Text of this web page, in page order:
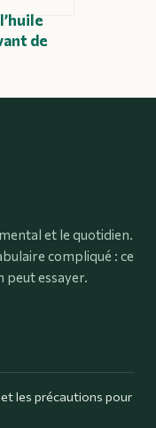
de
et le quotidien.
compliqué : ce
peut essayer.
les précautions pour